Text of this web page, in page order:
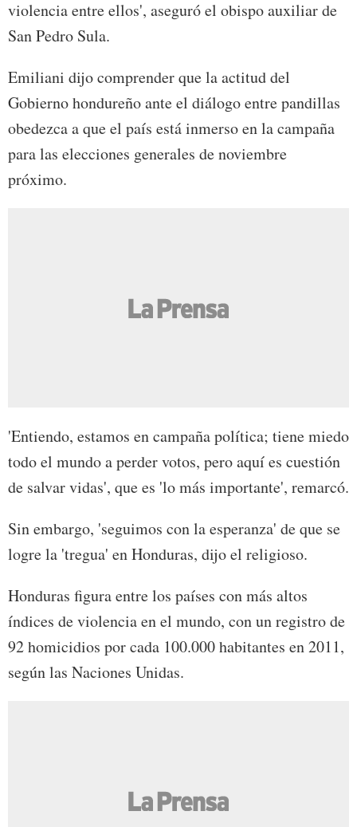
violencia entre ellos', aseguró el obispo auxiliar de
San Pedro Sula.
Emiliani dijo comprender que la actitud del
Gobierno hondureño ante el diálogo entre pandillas
obedezca a que el país está inmerso en la campaña
para las elecciones generales de noviembre
próximo.
'Entiendo, estamos en campaña política; tiene miedo
todo el mundo a perder votos, pero aquí es cuestión
de salvar vidas', que es 'lo más importante', remarcó.
Sin embargo, 'seguimos con la esperanza' de que se
logre la 'tregua' en Honduras, dijo el religioso.
Honduras figura entre los países con más altos
índices de violencia en el mundo, con un registro de
92 homicidios por cada 100.000 habitantes en 2011,
según las Naciones Unidas.